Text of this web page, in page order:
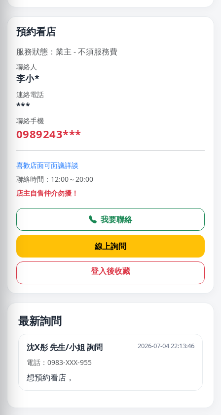
預約看店
服務狀態：業主 - 不須服務費
聯絡人
李小*
連絡電話
***
聯絡手機
0989243***
喜歡店面可面議詳談
聯絡時間：12:00～20:00
店主自售仲介勿擾！
我要聯絡
線上詢問
登入後收藏
最新詢問
沈X彤 先生/小姐 詢問 2026-07-04 22:13:46
電話：0983-XXX-955
想預約看店，